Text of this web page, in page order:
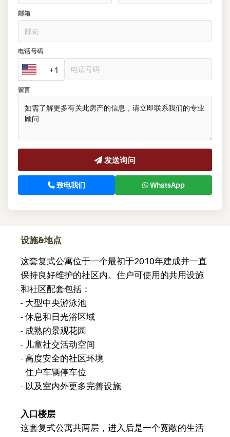
邮箱
电话号码
+1
留言
发送询问
致电我们 WhatsApp
设施&地点
这套复式公寓位于一个最初于2010年建成并一直
保持良好维护的社区内。住户可使用的共用设施
和社区配套包括：
- 大型中央游泳池
- 休息和日光浴区域
- 成熟的景观花园
- 儿童社交活动空间
- 高度安全的社区环境
- 住户车辆停车位
- 以及室内外更多完善设施
入口楼层
这套复式公寓共两层，进入后是一个宽敞的生活